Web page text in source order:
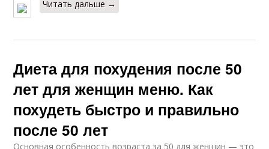
Читать дальше →
Диета для похудения после 50
лет для женщин меню. Как
похудеть быстро и правильно
после 50 лет
Основная особенность возраста за 50 для женщин — это